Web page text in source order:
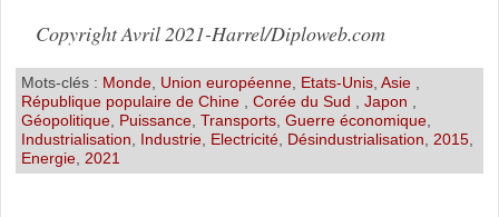
Copyright Avril 2021-Harrel/Diploweb.com
Mots-clés : Monde, Union européenne, Etats-Unis, Asie
République populaire de Chine
Corée du Sud Japon
Géopolitique, Puissance, Transports, Guerre économique,
Industrialisation
Industrie, Electricité, Désindustrialisation 2015,
Energie, 2021